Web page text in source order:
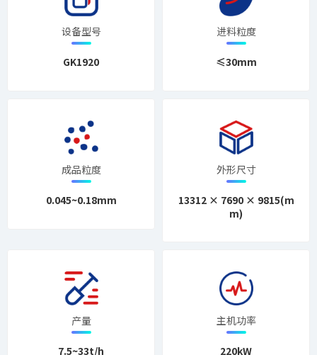
设备型号
GK1920
进料粒度
≤30mm
成品粒度
0.045~0.18mm
外形尺寸
13312 × 7690 × 9815(m
m)
产量
7.5~33t/h
主机功率
220kW